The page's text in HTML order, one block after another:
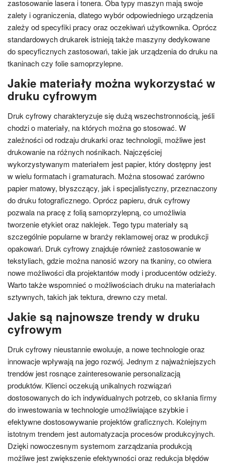
zastosowanie lasera i tonera. Oba typy maszyn mają swoje
zalety i ograniczenia, dlatego wybór odpowiedniego urządzenia
zależy od specyfiki pracy oraz oczekiwań użytkownika. Oprócz
standardowych drukarek istnieją także maszyny dedykowane
do specyficznych zastosowań, takie jak urządzenia do druku na
tkaninach czy folie samoprzylepne.
Jakie materiały można wykorzystać w
druku cyfrowym
Druk cyfrowy charakteryzuje się dużą wszechstronnością, jeśli
chodzi o materiały, na których można go stosować. W
zależności od rodzaju drukarki oraz technologii, możliwe jest
drukowanie na różnych nośnikach. Najczęściej
wykorzystywanym materiałem jest papier, który dostępny jest
w wielu formatach i gramaturach. Można stosować zarówno
papier matowy, błyszczący, jak i specjalistyczny, przeznaczony
do druku fotograficznego. Oprócz papieru, druk cyfrowy
pozwala na pracę z folią samoprzylepną, co umożliwia
tworzenie etykiet oraz naklejek. Tego typu materiały są
szczególnie popularne w branży reklamowej oraz w produkcji
opakowań. Druk cyfrowy znajduje również zastosowanie w
tekstyliach, gdzie można nanosić wzory na tkaniny, co otwiera
nowe możliwości dla projektantów mody i producentów odzieży.
Warto także wspomnieć o możliwościach druku na materiałach
sztywnych, takich jak tektura, drewno czy metal.
Jakie są najnowsze trendy w druku
cyfrowym
Druk cyfrowy nieustannie ewoluuje, a nowe technologie oraz
innowacje wpływają na jego rozwój. Jednym z najważniejszych
trendów jest rosnące zainteresowanie personalizacją
produktów. Klienci oczekują unikalnych rozwiązań
dostosowanych do ich indywidualnych potrzeb, co skłania firmy
do inwestowania w technologie umożliwiające szybkie i
efektywne dostosowywanie projektów graficznych. Kolejnym
istotnym trendem jest automatyzacja procesów produkcyjnych.
Dzięki nowoczesnym systemom zarządzania produkcją
możliwe jest zwiększenie efektywności oraz redukcja błędów